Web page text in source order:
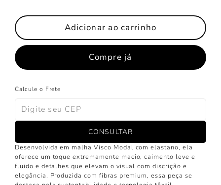
Adicionar ao carrinho
Compre já
Calcule o Frete
CONSULTAR
Desenvolvida em malha Visco Modal com elastano, ela
oferece um toque extremamente macio, caimento leve e
fluido e detalhes que elevam o visual com discrição e
elegância. Produzida com fibras premium, essa peça se